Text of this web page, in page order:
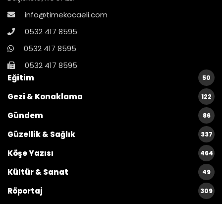
info@timekocaeli.com
0532 417 8595
0532 417 8595
0532 417 8595
Eğitim
50
Gezi & Konaklama 122
Gündem 86
Güzellik & Sağlık 337
Köşe Yazısı 464
Kültür & Sanat 49
Röportaj 309